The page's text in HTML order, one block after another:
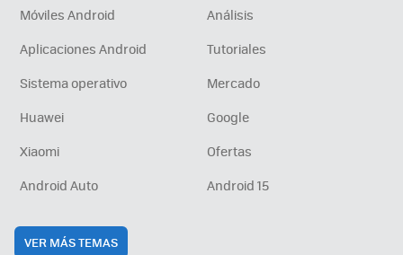
Móviles Android
Análisis
Aplicaciones Android
Tutoriales
Sistema operativo
Mercado
Huawei
Google
Xiaomi
Ofertas
Android Auto
Android 15
VER MÁS TEMAS